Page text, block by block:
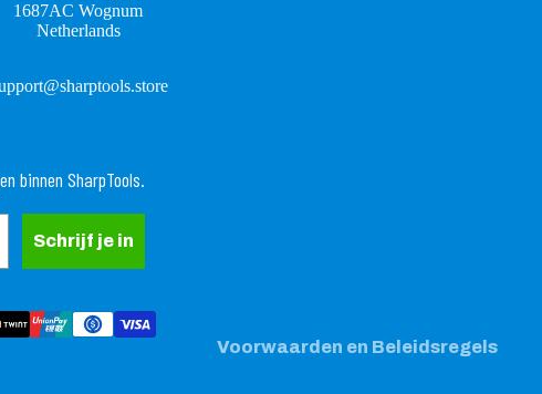
1687AC Wognum
Netherlands
binnen SharpTools.
Schrijf je in
Voorwaarden en Beleidsregels